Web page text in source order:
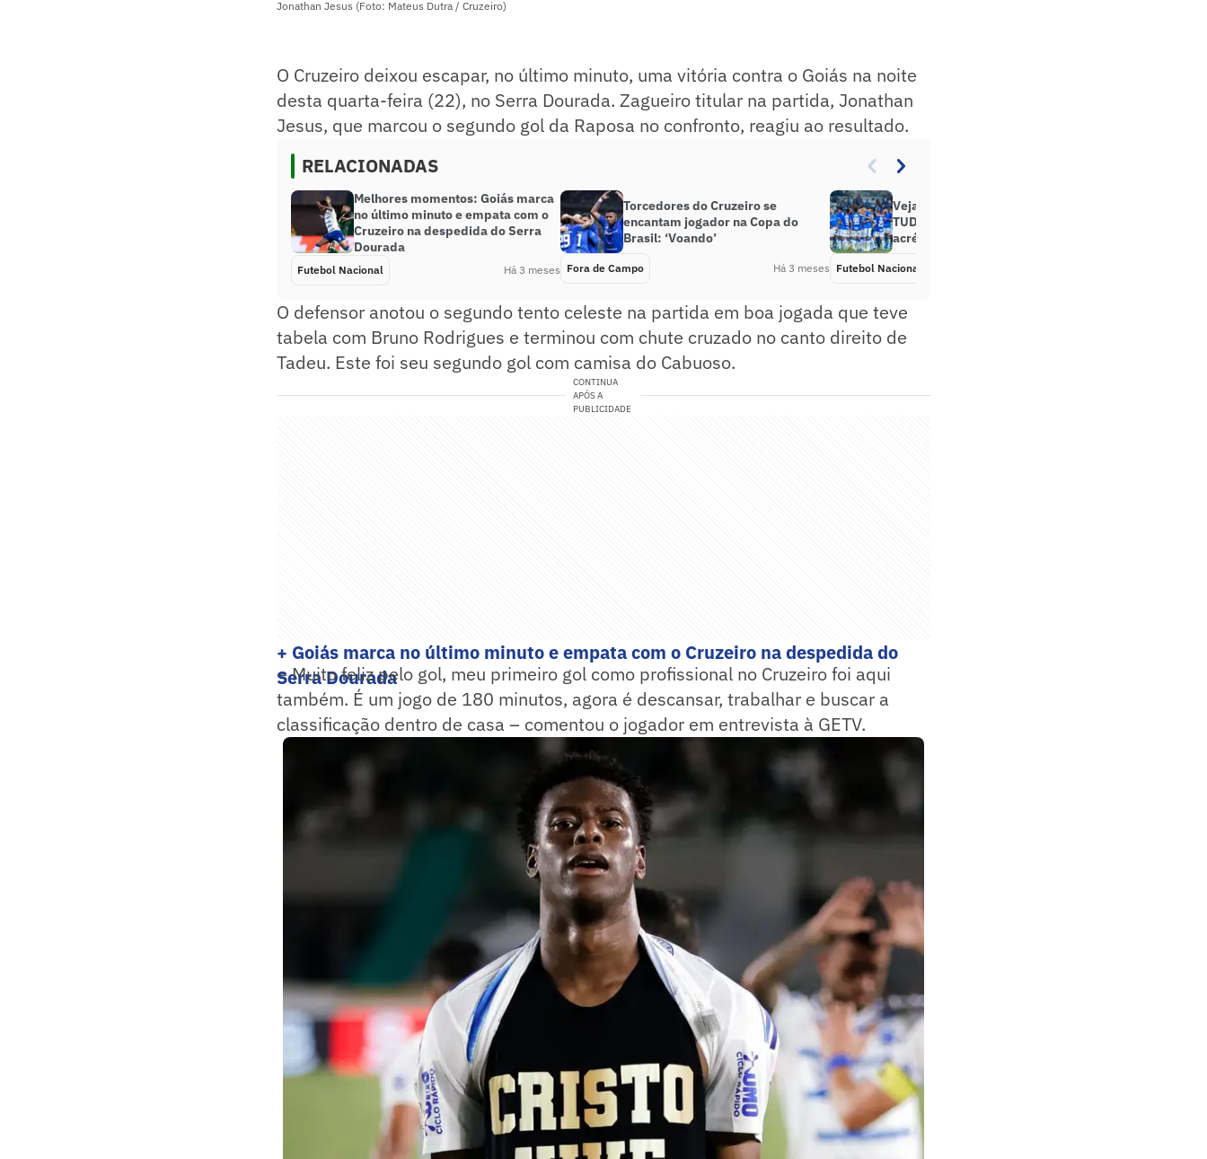
Jonathan Jesus (Foto: Mateus Dutra / Cruzeiro)
O Cruzeiro deixou escapar, no último minuto, uma vitória contra o Goiás na noite
desta quarta-feira (22), no Serra Dourada. Zagueiro titular na partida, Jonathan
Jesus, que marcou o segundo gol da Raposa no confronto, reagiu ao resultado.
RELACIONADAS
Melhores momentos: Goiás marca
no último minuto e empata com o
Cruzeiro na despedida do Serra
Dourada
Futebol Nacional Há 3 meses
Torcedores do Cruzeiro se
encantam jogador na Copa do
Brasil: ‘Voando’
Fora de Campo Há 3 meses
Veja gols em Goiás x Cruzeiro:
TUDO IGUAL! Esli empata nos
acréscimos
Futebol Nacional
O defensor anotou o segundo tento celeste na partida em boa jogada que teve
tabela com Bruno Rodrigues e terminou com chute cruzado no canto direito de
Tadeu. Este foi seu segundo gol com camisa do Cabuoso.
CONTINUA
APÓS A
PUBLICIDADE
+ Goiás marca no último minuto e empata com o Cruzeiro na despedida do
Serra Dourada
– Muito feliz pelo gol, meu primeiro gol como profissional no Cruzeiro foi aqui
também. É um jogo de 180 minutos, agora é descansar, trabalhar e buscar a
classificação dentro de casa – comentou o jogador em entrevista à GETV.